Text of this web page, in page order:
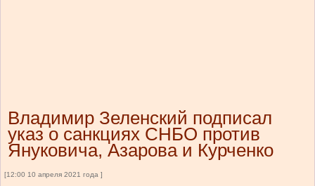
Владимир Зеленский подписал
указ о санкциях СНБО против
Януковича, Азарова и Курченко
[12:00 10 апреля 2021 года ]